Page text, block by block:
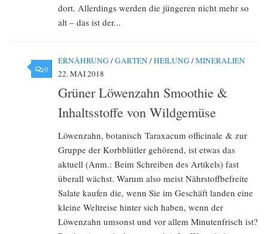
dort. Allerdings werden die jüngeren nicht mehr so
alt – das ist der...
0
ERNÄHRUNG /GARTEN /HEILUNG /MINERALIEN
22. MAI 2018
Grüner Löwenzahn Smoothie &
Inhaltsstoffe von Wildgemüse
Löwenzahn, botanisch Taraxacum officinale & zur
Gruppe der Korbblütler gehörend, ist etwas das
aktuell (Anm.: Beim Schreiben des Artikels) fast
überall wächst. Warum also meist Nährstoffbefreite
Salate kaufen die, wenn Sie im Geschäft landen eine
kleine Weltreise hinter sich haben, wenn der
Löwenzahn umsonst und vor allem Minutenfrisch ist?